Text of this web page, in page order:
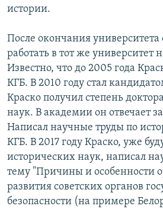
истории.
После окончания университета
работать в тот же университет
Известно, что до 2005 года
КГБ. В 2010 году стал
Краско получил степень
наук. В академии он отвечает
Написал научные труды по
КГБ. В 2017 году Краско, уже
исторических наук, написал
тему "Причины и особенности
развития советских органов
безопасности (на примере